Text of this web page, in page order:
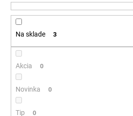
u
k
Na sklade 3
Akcia 0
Novinka 0
Tip 0
á
ť